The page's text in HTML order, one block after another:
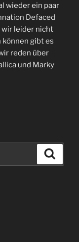
wieder ein paar
Defaced
wir leider nicht
gibt es
reden über
und Marky